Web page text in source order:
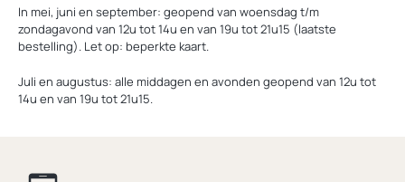
In mei, juni en september: geopend van woensdag t/m
zondagavond van 12u tot 14u en van 19u tot 21u15 (laatste
bestelling). Let op: beperkte kaart.
Juli en augustus: alle middagen en avonden geopend van 12u tot
14u en van 19u tot 21u15.